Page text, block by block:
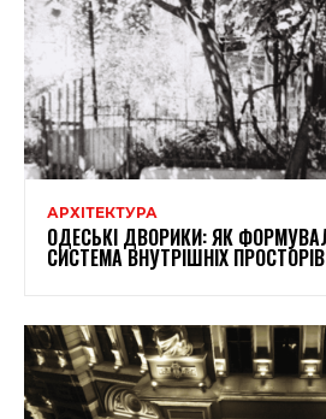
АРХІТЕКТУРА
ОДЕСЬКІ ДВОРИКИ: ЯК
СИСТЕМА ВНУТРІШНІХ